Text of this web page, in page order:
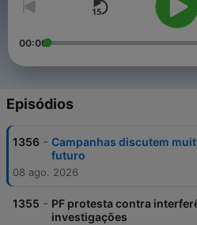
00:00
Episódios
1356 - Campanhas discutem
futuro
08 ago. 2026
1355 - PF protesta contra
investigações